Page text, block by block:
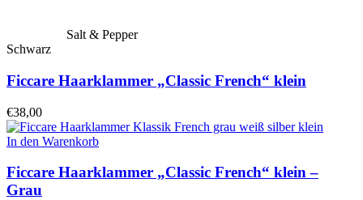
Salt & Pepper
Schwarz
Ficcare Haarklammer „Classic French“ klein
€38,00
In den Warenkorb
Ficcare Haarklammer „Classic French“ klein –
Grau